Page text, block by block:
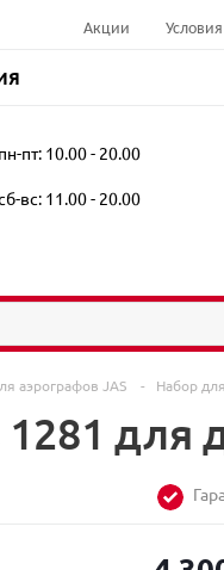
Акции
пт: 10.00 - 20.00
вс: 11.00 - 20.00
аэрографов JAS - Набор
для